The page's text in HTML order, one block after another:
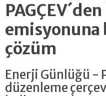
çözüm
Enerji Günlüğü -
düzenleme